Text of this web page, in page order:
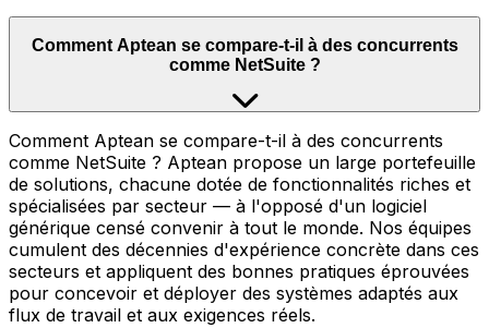
Comment Aptean se compare-t-il à des concurrents
comme NetSuite ?
Comment Aptean se compare-t-il à des concurrents
comme NetSuite ? Aptean propose un large portefeuille
de solutions, chacune dotée de fonctionnalités riches et
spécialisées par secteur — à l'opposé d'un logiciel
générique censé convenir à tout le monde. Nos équipes
cumulent des décennies d'expérience concrète dans ces
secteurs et appliquent des bonnes pratiques éprouvées
pour concevoir et déployer des systèmes adaptés aux
flux de travail et aux exigences réels.